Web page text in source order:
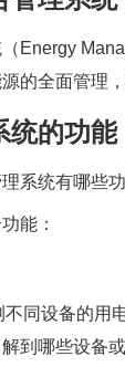
Energy
的全面管理
统的功能
能：
不同设备的用
到哪些设备